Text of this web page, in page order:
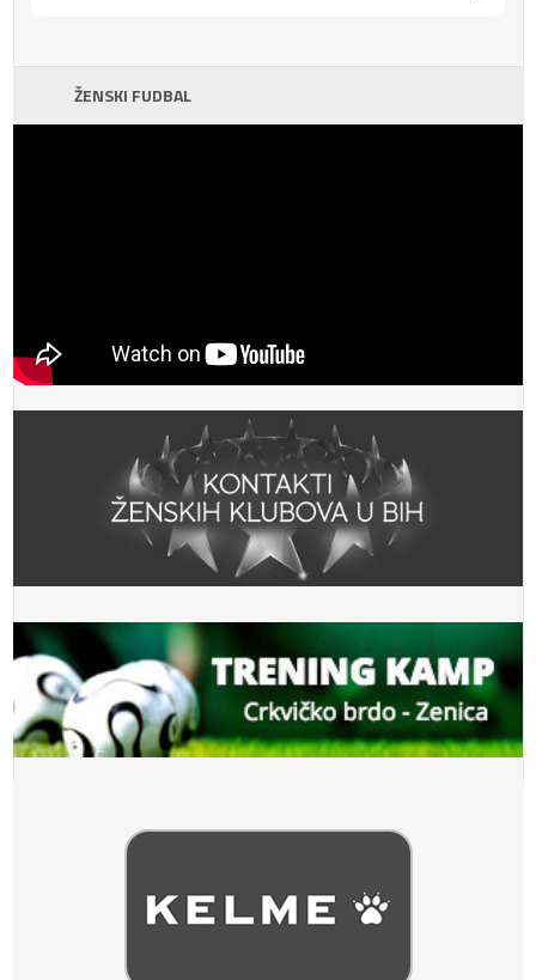
ŽENSKI FUDBAL